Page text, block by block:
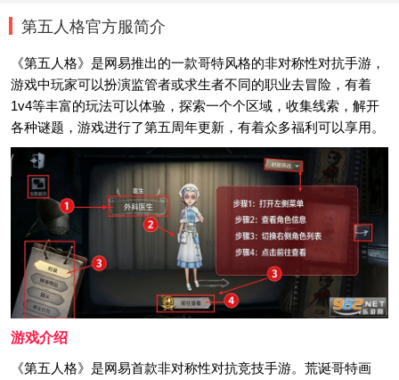
第五人格官方服简介
《第五人格》是网易推出的一款哥特风格的非对称性对抗手游，
游戏中玩家可以扮演监管者或求生者不同的职业去冒险，有着
1v4等丰富的玩法可以体验，探索一个个区域，收集线索，解开
各种谜题，游戏进行了第五周年更新，有着众多福利可以享用。
游戏介绍
《第五人格》是网易首款非对称性对抗竞技手游。荒诞哥特画